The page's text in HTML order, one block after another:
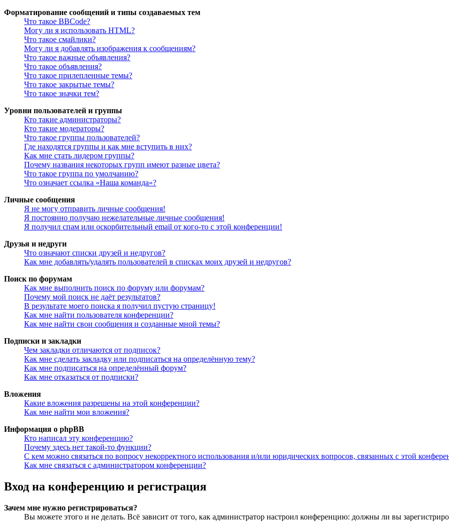
Форматирование сообщений и типы создаваемых тем
Что такое BBCode?
Могу ли я использовать HTML?
Что такое смайлики?
Могу ли я добавлять изображения к сообщениям?
Что такое важные объявления?
Что такое объявления?
Что такое прилепленные темы?
Что такое закрытые темы?
Что такое значки тем?
Уровни пользователей и группы
Кто такие администраторы?
Кто такие модераторы?
Что такое группы пользователей?
Где находятся группы и как мне вступить в них?
Как мне стать лидером группы?
Почему названия некоторых групп имеют разные цвета?
Что такое группа по умолчанию?
Что означает ссылка «Наша команда»?
Личные сообщения
Я не могу отправить личные сообщения!
Я постоянно получаю нежелательные личные сообщения!
Я получил спам или оскорбительный email от кого-то с этой конференции!
Друзья и недруги
Что означают списки друзей и недругов?
Как мне добавлять/удалять пользователей в списках моих друзей и недругов?
Поиск по форумам
Как мне выполнить поиск по форуму или форумам?
Почему мой поиск не даёт результатов?
В результате моего поиска я получил пустую страницу!
Как мне найти пользователя конференции?
Как мне найти свои сообщения и созданные мной темы?
Подписки и закладки
Чем закладки отличаются от подписок?
Как мне сделать закладку или подписаться на определённую тему?
Как мне подписаться на определённый форум?
Как мне отказаться от подписки?
Вложения
Какие вложения разрешены на этой конференции?
Как мне найти мои вложения?
Информация о phpBB
Кто написал эту конференцию?
Почему здесь нет такой-то функции?
С кем можно связаться по вопросу некорректного использования и/или юридических вопросов, связанных с этой
Как мне связаться с администратором конференции?
Вход на конференцию и регистрация
Зачем мне нужно регистрироваться?
Вы можете этого и не делать. Всё зависит от того, как администратор настроил конференцию: должны ли вы